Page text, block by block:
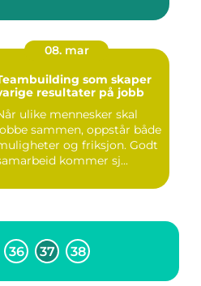
08. mar
som skaper
resultater på jobb
ulike mennesker skal
sammen, oppstår både
og friksjon. Godt
kommer sj...
36 37 38